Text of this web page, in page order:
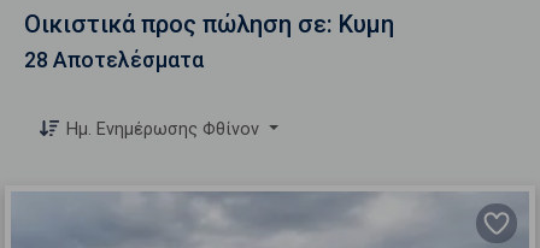
Οικιστικά προς πώληση σε: Κυμη
28 Αποτελέσματα
Ημ. Ενημέρωσης Φθίνον